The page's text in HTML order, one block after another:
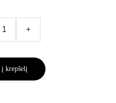
+
krepšelį